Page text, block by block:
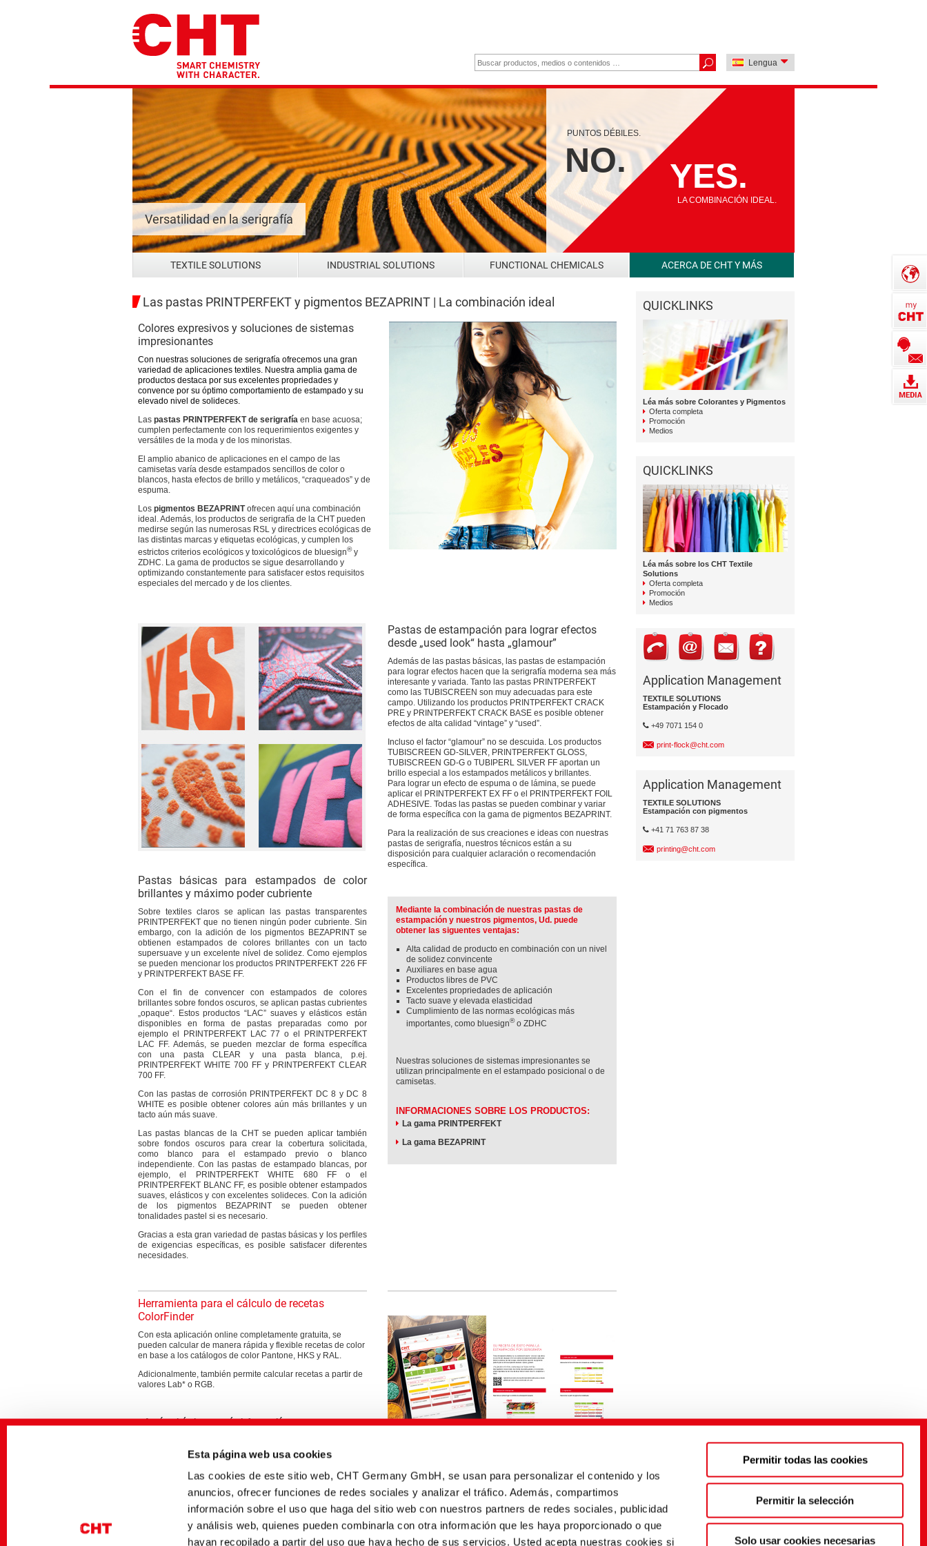
Esta página web usa cookies
Las cookies de este sitio web, CHT Germany GmbH, se usan para personalizar el contenido y los
anuncios, ofrecer funciones de redes sociales y analizar el tráfico. Además, compartimos
información sobre el uso que haga del sitio web con nuestros partners de redes sociales, publicidad
y análisis web, quienes pueden combinarla con otra información que les haya proporcionado o que
hayan recopilado a partir del uso que haya hecho de sus servicios. Usted acepta nuestras cookies si
Permitir todas las cookies
Permitir la selección
Solo usar cookies necesarias
Lengua
Versatilidad en la serigrafía
PUNTOS DÉBILES.
NO. YES.
LA COMBINACIÓN IDEAL.
TEXTILE SOLUTIONS INDUSTRIAL SOLUTIONS FUNCTIONAL CHEMICALS ACERCA DE CHT Y MÁS
Las pastas PRINTPERFEKT y pigmentos BEZAPRINT | La combinación ideal
Colores expresivos y soluciones de sistemas
impresionantes
Con nuestras soluciones de serigrafía ofrecemos una gran
variedad de aplicaciones textiles. Nuestra amplia gama de
productos destaca por sus excelentes propriedades y
convence por su óptimo comportamiento de estampado y su
elevado nivel de solideces.
Las pastas PRINTPERFEKT de serigrafía en base acuosa;
cumplen perfectamente con los requerimientos exigentes y
versátiles de la moda y de los minoristas.
El amplio abanico de aplicaciones en el campo de las
camisetas varía desde estampados sencillos de color o
blancos, hasta efectos de brillo y metálicos, “craqueados” y de
espuma.
Los pigmentos BEZAPRINTofrecen aquí una combinación
ideal. Además, los productos de serigrafía de la CHT pueden
medirse según las numerosas RSL y directrices ecológicas de
las distintas marcas y etiquetas ecológicas, y cumplen los
estrictos criterios ecológicos y toxicológicos de bluesign®y
ZDHC. La gama de productos se sigue desarrollando y
optimizando constantemente para satisfacer estos requisitos
especiales del mercado y de los clientes.
Pastas básicas para estampados de color
brillantes y máximo poder cubriente
Sobre textiles claros se aplican las pastas transparentes
PRINTPERFEKT que no tienen ningún poder cubriente. Sin
embargo, con la adición de los pigmentos BEZAPRINT se
obtienen estampados de colores brillantes con un tacto
supersuave y un excelente nível de solidez. Como ejemplos
se pueden mencionar los productos PRINTPERFEKT 226 FF
y PRINTPERFEKT BASE FF.
Con el fin de convencer con estampados de colores
brillantes sobre fondos oscuros, se aplican pastas cubrientes
„opaque“. Estos productos “LAC” suaves y elásticos están
disponibles en forma de pastas preparadas como por
ejemplo el PRINTPERFEKT LAC 77 o el PRINTPERFEKT
LAC FF. Además, se pueden mezclar de forma específica
con una pasta CLEAR y una pasta blanca, p.ej.
PRINTPERFEKT WHITE 700 FF y PRINTPERFEKT CLEAR
700 FF.
Con las pastas de corrosión PRINTPERFEKT DC 8 y DC 8
WHITE es posible obtener colores aún más brillantes y un
tacto aún más suave.
Las pastas blancas de la CHT se pueden aplicar también
sobre fondos oscuros para crear la cobertura solicitada,
como blanco para el estampado previo o blanco
independiente. Con las pastas de estampado blancas, por
ejemplo, el PRINTPERFEKT WHITE 680 FF o el
PRINTPERFEKT BLANC FF, es posible obtener estampados
suaves, elásticos y con excelentes solideces. Con la adición
de los pigmentos BEZAPRINT se pueden obtener
tonalidades pastel si es necesario.
Gracias a esta gran variedad de pastas básicas y los perfiles
de exigencias específicas, es posible satisfacer diferentes
necesidades.
Pastas de estampación para lograr efectos
desde „used look“ hasta „glamour”
Además de las pastas básicas, las pastas de estampación
para lograr efectos hacen que la serigrafía moderna sea más
interesante y variada. Tanto las pastas PRINTPERFEKT
como las TUBISCREEN son muy adecuadas para este
campo. Utilizando los productos PRINTPERFEKT CRACK
PRE y PRINTPERFEKT CRACK BASE es posible obtener
efectos de alta calidad “vintage” y “used”.
Incluso el factor “glamour” no se descuida. Los productos
TUBISCREEN GD-SILVER, PRINTPERFEKT GLOSS,
TUBISCREEN GD-G o TUBIPERL SILVER FF aportan un
brillo especial a los estampados metálicos y brillantes.
Para lograr un efecto de espuma o de lámina, se puede
aplicar el PRINTPERFEKT EX FF o el PRINTPERFEKT FOIL
ADHESIVE. Todas las pastas se pueden combinar y variar
de forma específica con la gama de pigmentos BEZAPRINT.
Para la realización de sus creaciones e ideas con nuestras
pastas de serigrafía, nuestros técnicos están a su
disposición para cualquier aclaración o recomendación
específica.
Mediante la combinación de nuestras pastas de
estampación y nuestros pigmentos, Ud. puede
obtener las siguentes ventajas:
Alta calidad de producto en combinación con un nivel
de solidez convincente
Auxiliares en base agua
Productos libres de PVC
Excelentes propriedades de aplicación
Tacto suave y elevada elasticidad
Cumplimiento de las normas ecológicas más
importantes, como bluesign®o ZDHC
Nuestras soluciones de sistemas impresionantes se
utilizan principalmente en el estampado posicional o de
camisetas.
INFORMACIONES SOBRE LOS PRODUCTOS:
La gama PRINTPERFEKT
La gama BEZAPRINT
Herramienta para el cálculo de recetas
ColorFinder
Con esta aplicación online completamente gratuita, se
pueden calcular de manera rápida y flexible recetas de color
en base a los catálogos de color Pantone, HKS y RAL.
Adicionalmente, también permite calcular recetas a partir de
valores Lab* o RGB.
Aquí podrá obtener más información
Médias associés
Título alemán Título inglés Fecha Lengua
QUICKLINKS
Léa más sobre Colorantes y Pigmentos
Oferta completa
Promoción
Medios
QUICKLINKS
Léa más sobre los CHT Textile
Solutions
Oferta completa
Promoción
Medios
Application Management
TEXTILE SOLUTIONS
Estampación y Flocado
+49 7071 154 0
print-flock@cht.com
Application Management
TEXTILE SOLUTIONS
Estampación con pigmentos
+41 71 763 87 38
printing@cht.com